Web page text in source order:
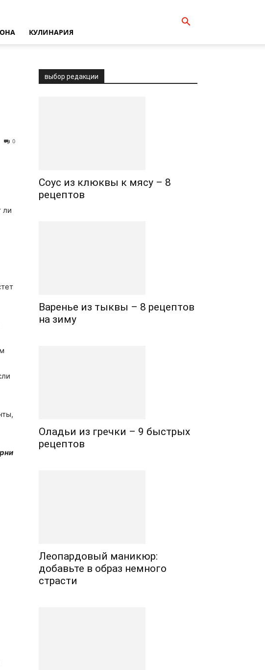
КУЛИНАРИЯ
0
ли
выбор редакции
Соус из клюквы к мясу – 8
рецептов
Варенье из тыквы – 8 рецептов
на зиму
Оладьи из гречки – 9 быстрых
рецептов
Леопардовый маникюр:
добавьте в образ немного
страсти